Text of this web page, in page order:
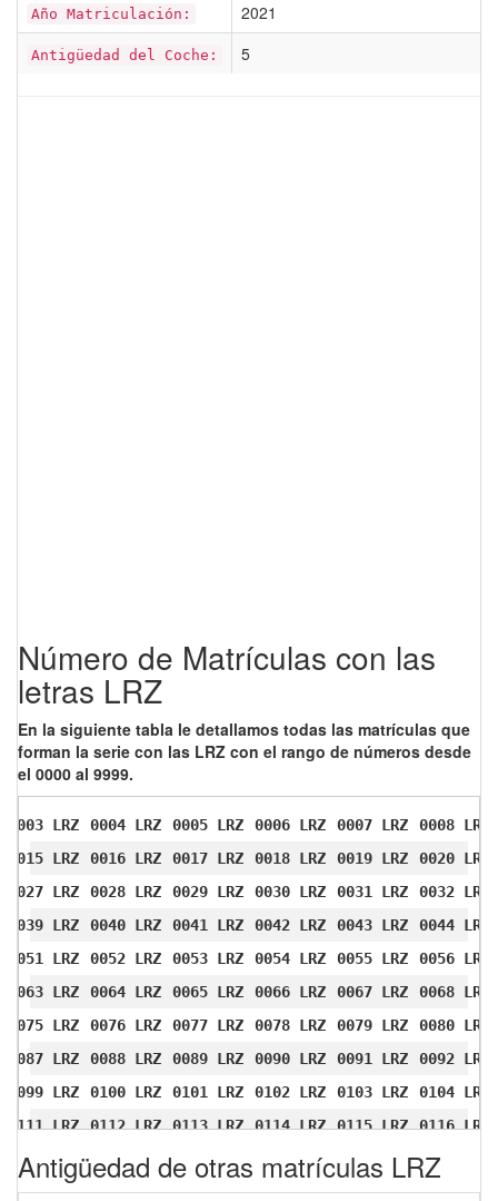
Año Matriculación: 2021
Antigüedad del Coche: 5
Número de Matrículas con las
letras LRZ
En la siguiente tabla le detallamos todas las matrículas que
forman la serie con las LRZ con el rango de números desde
el 0000 al 9999.
0003 LRZ 0004 LRZ 0005 LRZ 0006 LRZ 0007 LRZ
0008 LRZ
0015 LRZ
0016 LRZ 0017 LRZ 0018 LRZ 0019 LRZ
0020 LRZ
0027 LRZ
0028 LRZ 0029 LRZ 0030 LRZ 0031 LRZ
0032 LRZ
0039 LRZ
0040 LRZ 0041 LRZ 0042 LRZ 0043 LRZ
0044 LRZ
0051 LRZ
0052 LRZ 0053 LRZ 0054 LRZ 0055 LRZ
0056 LRZ
0063 LRZ
0064 LRZ 0065 LRZ 0066 LRZ 0067 LRZ
0068 LRZ
0075 LRZ
0076 LRZ 0077 LRZ 0078 LRZ 0079 LRZ
0080 LRZ
0087 LRZ
0088 LRZ 0089 LRZ 0090 LRZ 0091 LRZ
0092 LRZ
0099 LRZ
0100 LRZ 0101 LRZ 0102 LRZ 0103 LRZ
0104 LRZ
0111 LRZ
0112 LRZ 0113 LRZ 0114 LRZ 0115 LRZ
0116 LRZ
0123 LRZ
0124 LRZ 0125 LRZ 0126 LRZ 0127 LRZ
0128 LRZ
0135 LRZ
0136 LRZ 0137 LRZ 0138 LRZ 0139 LRZ
0140 LRZ
Antigüedad de otras matrículas LRZ